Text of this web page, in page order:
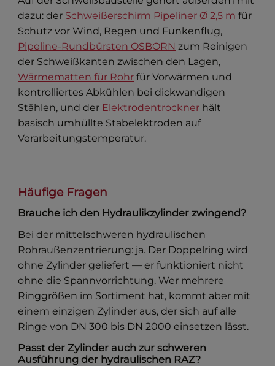
dazu: der Schweißerschirm Pipeliner Ø 2,5 m für
Schutz vor Wind, Regen und Funkenflug,
Pipeline-Rundbürsten OSBORN zum Reinigen
der Schweißkanten zwischen den Lagen,
Wärmematten für Rohr für Vorwärmen und
kontrolliertes Abkühlen bei dickwandigen
Stählen, und der Elektrodentrockner hält
basisch umhüllte Stabelektroden auf
Verarbeitungstemperatur.
Häufige Fragen
Brauche ich den Hydraulikzylinder zwingend?
Bei der mittelschweren hydraulischen
Rohraußenzentrierung: ja. Der Doppelring wird
ohne Zylinder geliefert — er funktioniert nicht
ohne die Spannvorrichtung. Wer mehrere
Ringgrößen im Sortiment hat, kommt aber mit
einem einzigen Zylinder aus, der sich auf alle
Ringe von DN 300 bis DN 2000 einsetzen lässt.
Passt der Zylinder auch zur schweren
Ausführung der hydraulischen RAZ?